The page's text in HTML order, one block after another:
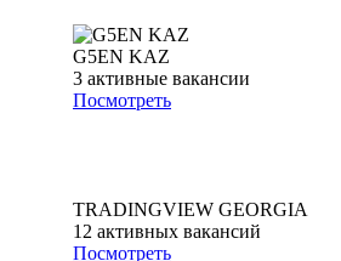
G5EN KAZ
3 активные вакансии
Посмотреть
TRADINGVIEW GEORGIA
12 активных вакансий
Посмотреть